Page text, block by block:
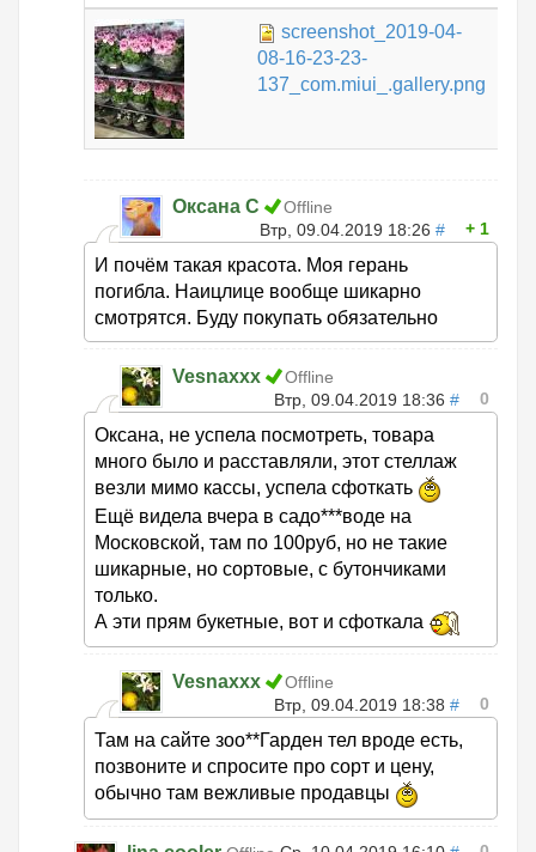
screenshot_2019-04-
08-16-23-23-
137_com.miui_.gallery.png
Оксана С
Offline
Втр, 09.04.2019 18:26 # 1
И почём такая красота. Моя герань
погибла. Наицлице вообще шикарно
смотрятся. Буду покупать обязательно
Vesnaxxx
Offline
Втр, 09.04.2019 18:36 # 0
Оксана, не успела посмотреть, товара
много было и расставляли, этот стеллаж
везли мимо кассы, успела сфоткать
Ещё видела вчера в садо***воде на
Московской, там по 100руб, но не такие
шикарные, но сортовые, с бутончиками
только.
А эти прям букетные, вот и сфоткала
Vesnaxxx
Offline
Втр, 09.04.2019 18:38 # 0
Там на сайте зоо**Гарден тел вроде есть,
позвоните и спросите про сорт и цену,
обычно там вежливые продавцы